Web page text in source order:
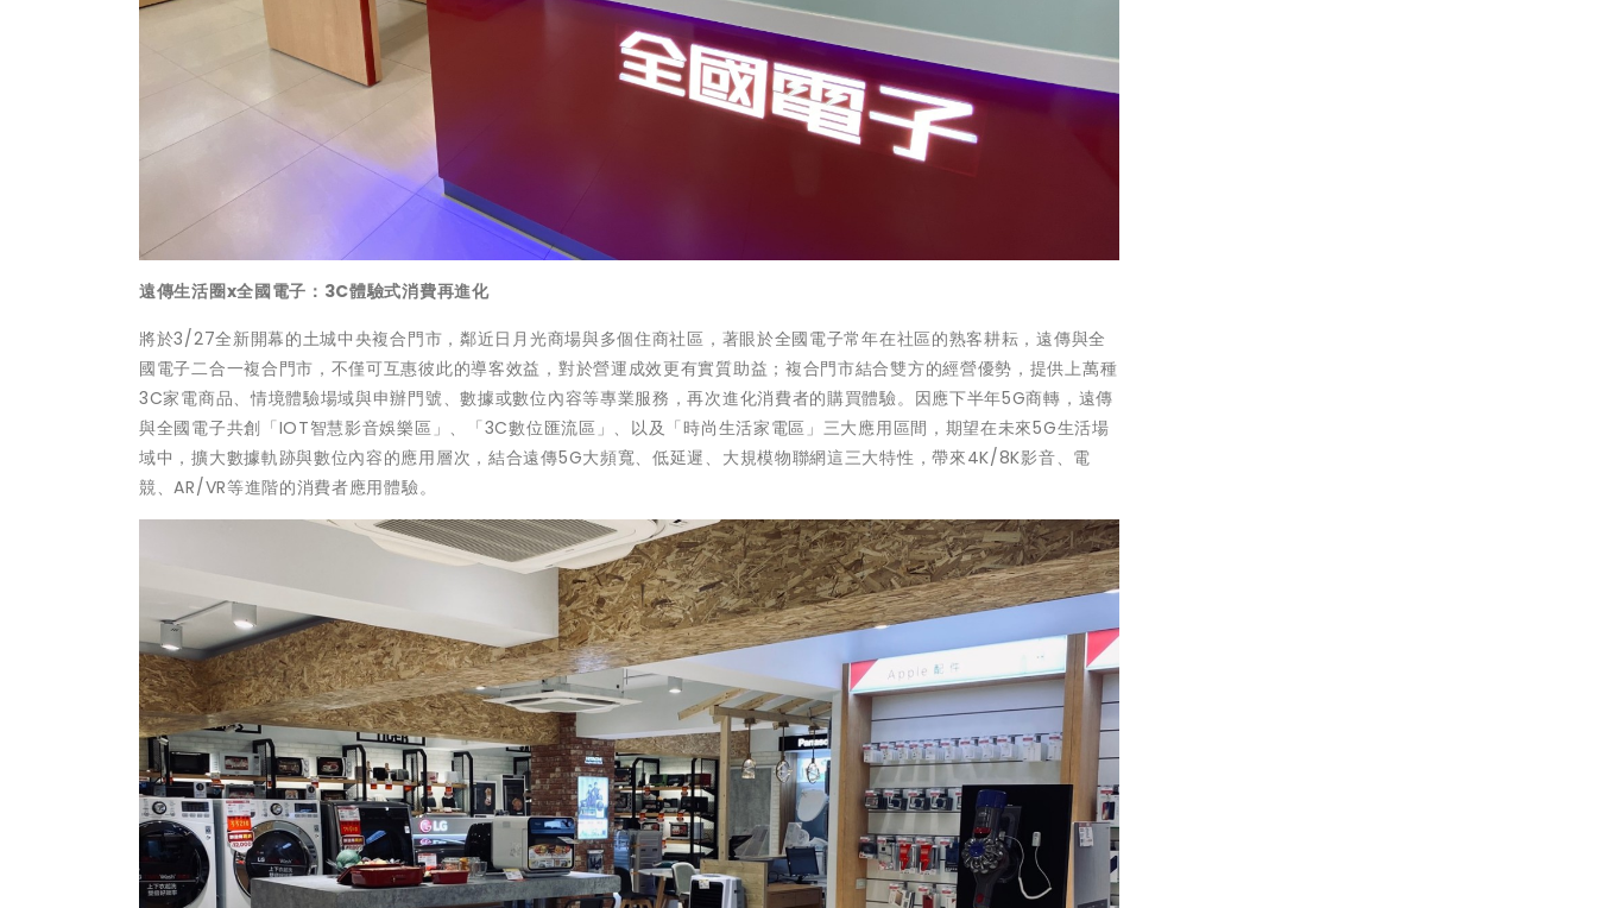
遠傳生活圈x全國電子：3C體驗式消費再進化
將於3/27全新開幕的土城中央複合門市，鄰近日月光商場與多個住商社區，著眼於全國電子常年在社區的熟客耕耘，遠傳與全
國電子二合一複合門市，不僅可互惠彼此的導客效益，對於營運成效更有實質助益；複合門市結合雙方的經營優勢，提供上萬種
3C家電商品、情境體驗場域與申辦門號、數據或數位內容等專業服務，再次進化消費者的購買體驗。因應下半年5G商轉，遠傳
與全國電子共創「IOT智慧影音娛樂區」、「3C數位匯流區」、以及「時尚生活家電區」三大應用區間，期望在未來5G生活場
域中，擴大數據軌跡與數位內容的應用層次，結合遠傳5G大頻寬、低延遲、大規模物聯網這三大特性，帶來4K/8K影音、電
競、AR/VR等進階的消費者應用體驗。